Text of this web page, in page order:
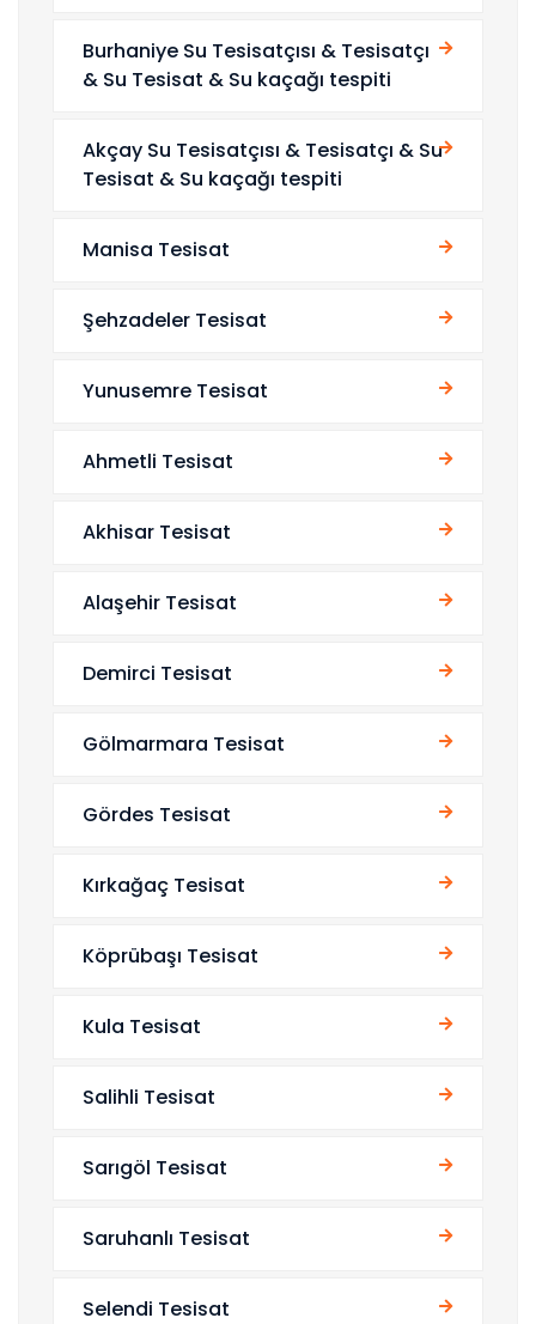
Burhaniye Su Tesisatçısı & Tesisatçı
& Su Tesisat & Su kaçağı tespiti
Akçay Su Tesisatçısı & Tesisatçı & Su
Tesisat & Su kaçağı tespiti
Manisa Tesisat
Şehzadeler Tesisat
Yunusemre Tesisat
Ahmetli Tesisat
Akhisar Tesisat
Alaşehir Tesisat
Demirci Tesisat
Gölmarmara Tesisat
Gördes Tesisat
Kırkağaç Tesisat
Köprübaşı Tesisat
Kula Tesisat
Salihli Tesisat
Sarıgöl Tesisat
Saruhanlı Tesisat
Selendi Tesisat